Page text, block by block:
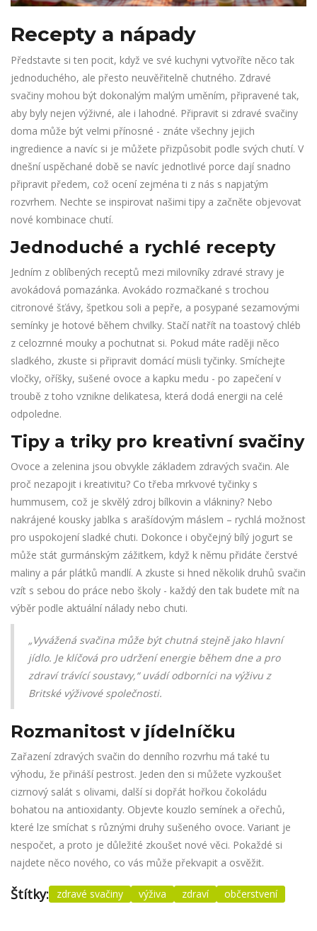
Recepty a nápady
Představte si ten pocit, když ve své kuchyni vytvoříte něco tak
jednoduchého, ale přesto neuvěřitelně chutného. Zdravé
svačiny mohou být dokonalým malým uměním, připravené tak,
aby byly nejen výživné, ale i lahodné. Připravit si zdravé svačiny
doma může být velmi přínosné - znáte všechny jejich
ingredience a navíc si je můžete přizpůsobit podle svých chutí. V
dnešní uspěchané době se navíc jednotlivé porce dají snadno
připravit předem, což ocení zejména ti z nás s napjatým
rozvrhem. Nechte se inspirovat našimi tipy a začněte objevovat
nové kombinace chutí.
Jednoduché a rychlé recepty
Jedním z oblíbených receptů mezi milovníky zdravé stravy je
avokádová pomazánka. Avokádo rozmačkané s trochou
citronové šťávy, špetkou soli a pepře, a posypané sezamovými
semínky je hotové během chvilky. Stačí natřít na toastový chléb
z celozrnné mouky a pochutnat si. Pokud máte raději něco
sladkého, zkuste si připravit domácí müsli tyčinky. Smíchejte
vločky, oříšky, sušené ovoce a kapku medu - po zapečení v
troubě z toho vznikne delikatesa, která dodá energii na celé
odpoledne.
Tipy a triky pro kreativní svačiny
Ovoce a zelenina jsou obvykle základem zdravých svačin. Ale
proč nezapojit i kreativitu? Co třeba mrkvové tyčinky s
hummusem, což je skvělý zdroj bílkovin a vlákniny? Nebo
nakrájené kousky jablka s arašídovým máslem – rychlá možnost
pro uspokojení sladké chuti. Dokonce i obyčejný bílý jogurt se
může stát gurmánským zážitkem, když k němu přidáte čerstvé
maliny a pár plátků mandlí. A zkuste si hned několik druhů svačin
vzít s sebou do práce nebo školy - každý den tak budete mít na
výběr podle aktuální nálady nebo chuti.
„Vyvážená svačina může být chutná stejně jako hlavní
jídlo. Je klíčová pro udržení energie během dne a pro
zdraví trávící soustavy,“ uvádí odborníci na výživu z
Britské výživové společnosti.
Rozmanitost v jídelníčku
Zařazení zdravých svačin do denního rozvrhu má také tu
výhodu, že přináší pestrost. Jeden den si můžete vyzkoušet
cizrnový salát s olivami, další si dopřát hořkou čokoládu
bohatou na antioxidanty. Objevte kouzlo semínek a ořechů,
které lze smíchat s různými druhy sušeného ovoce. Variant je
nespočet, a proto je důležité zkoušet nové věci. Pokaždé si
najdete něco nového, co vás může překvapit a osvěžit.
Štítky: zdravé svačiny výživa zdraví občerstvení